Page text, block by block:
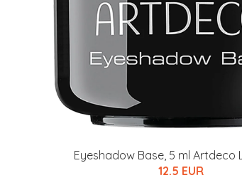
Eyeshadow Base, 5 ml Artdeco
12.5 EUR